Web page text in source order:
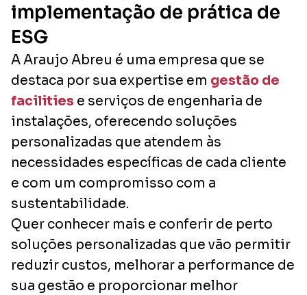
implementação de prática de
ESG
A Araujo Abreu é uma empresa que se
destaca por sua expertise em gestão de
facilities e serviços de engenharia de
instalações, oferecendo soluções
personalizadas que atendem às
necessidades específicas de cada cliente
e com um compromisso com a
sustentabilidade.
Quer conhecer mais e conferir de perto
soluções personalizadas que vão permitir
reduzir custos, melhorar a performance de
sua gestão e proporcionar melhor